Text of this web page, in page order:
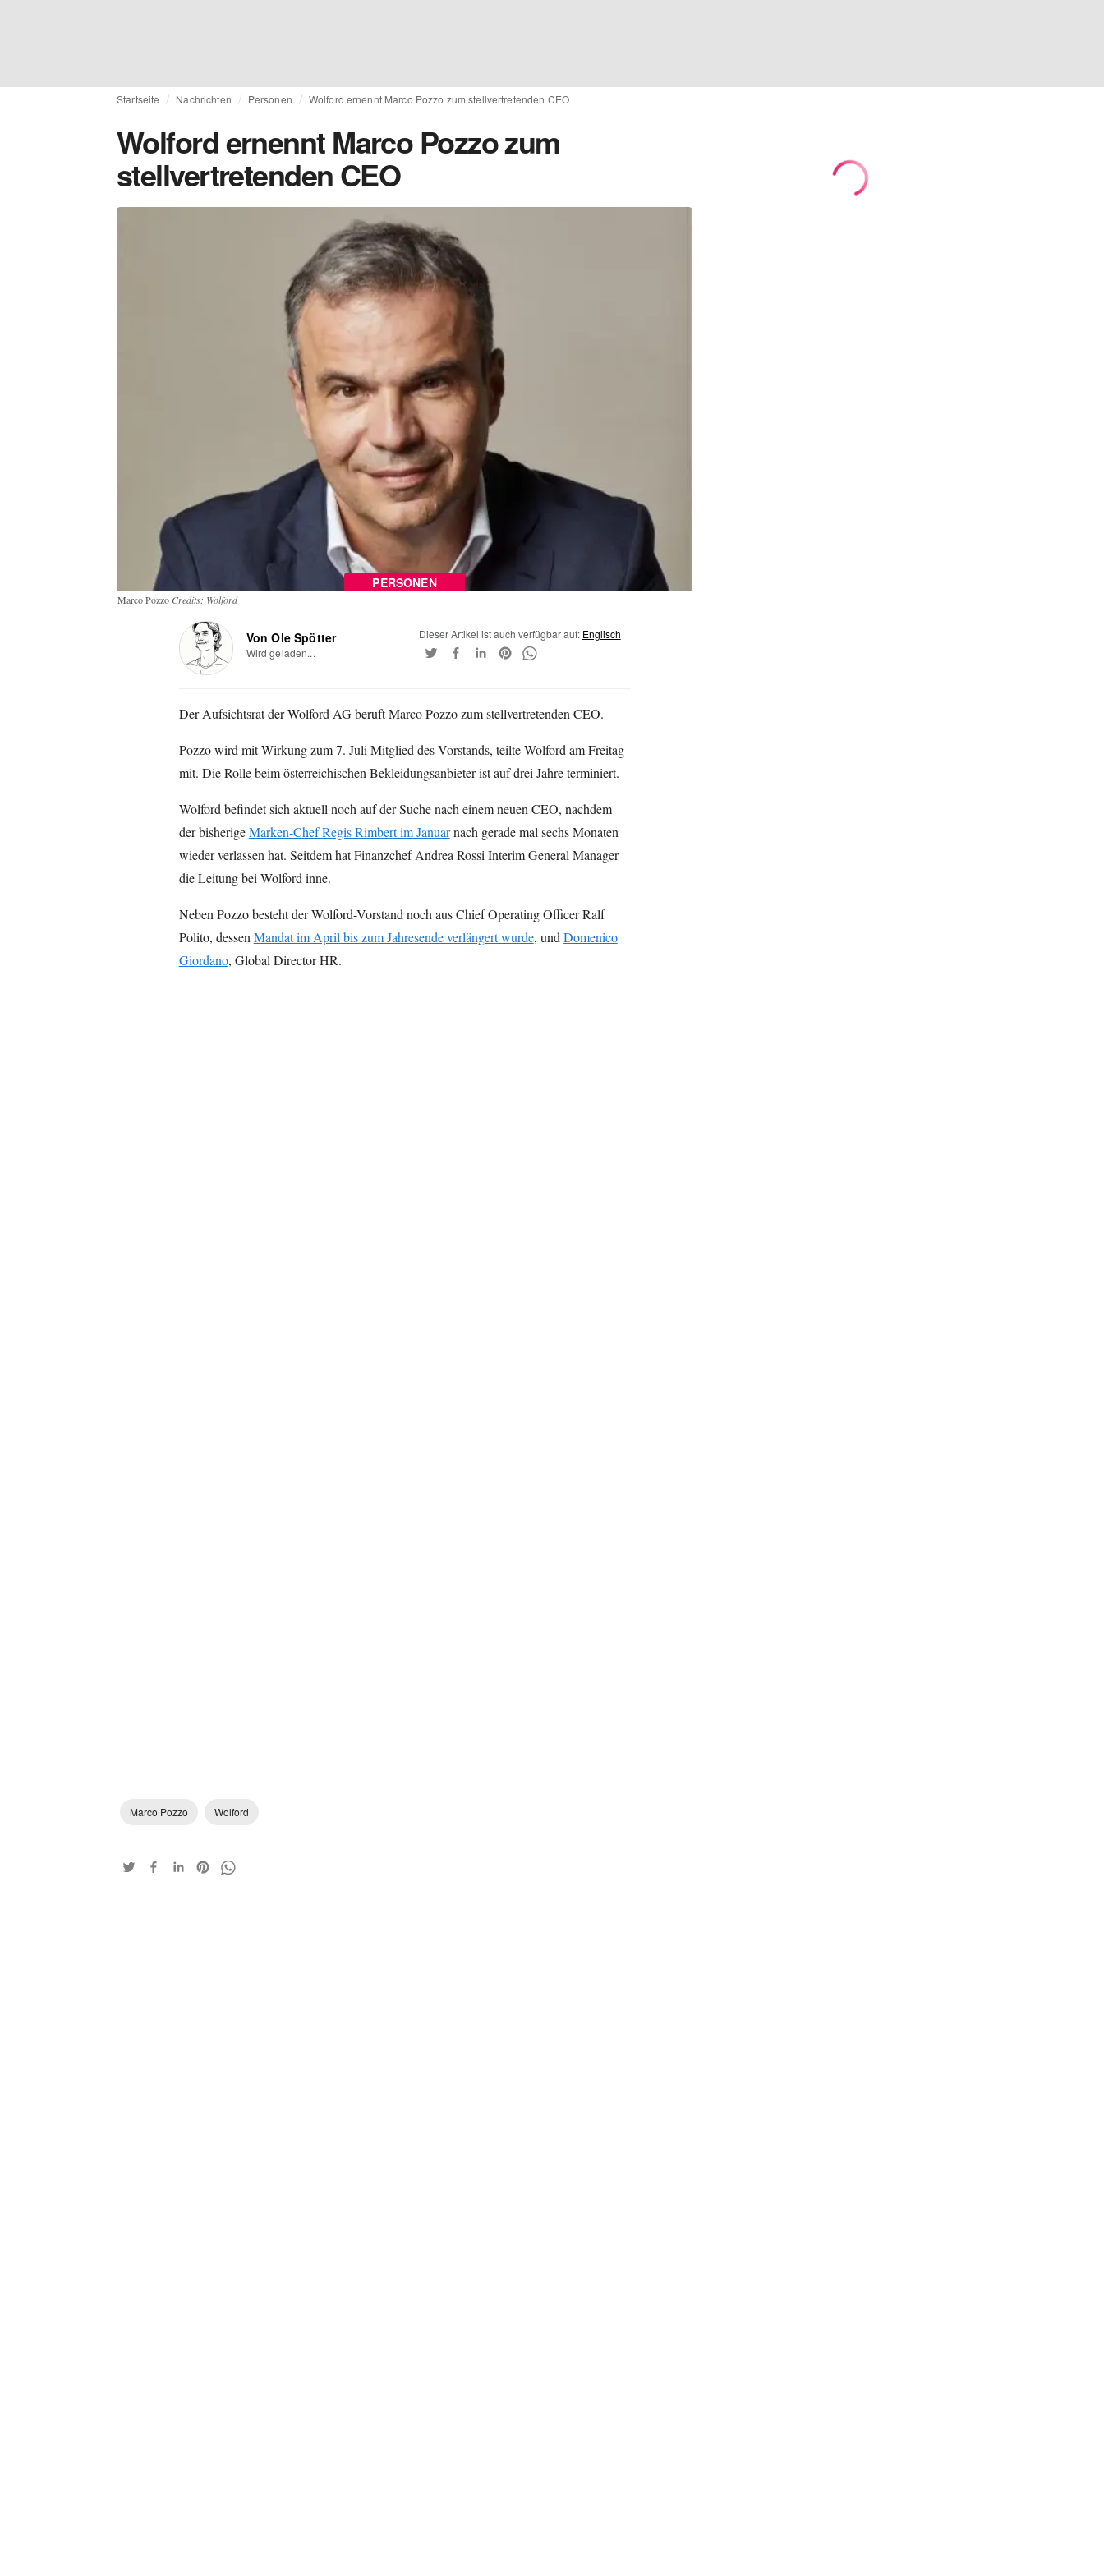
Startseite Nachrichten Personen Wolford ernennt Marco Pozzo zum stellvertretenden CEO
Wolford ernennt Marco Pozzo zum
stellvertretenden CEO
PERSONEN
Marco Pozzo Credits: Wolford
Von Ole Spötter
Wird geladen...
Dieser Artikel ist auch verfügbar auf: Englisch
Der Aufsichtsrat der Wolford AG beruft Marco Pozzo zum stellvertretenden CEO.
Pozzo wird mit Wirkung zum 7. Juli Mitglied des Vorstands, teilte Wolford am Freitag
mit. Die Rolle beim österreichischen Bekleidungsanbieter ist auf drei Jahre terminiert.
Wolford befindet sich aktuell noch auf der Suche nach einem neuen CEO, nachdem
der bisherigeMarken-Chef Regis Rimbert im Januarnach gerade mal sechs Monaten
wieder verlassen hat. Seitdem hat Finanzchef Andrea Rossi Interim General Manager
die Leitung bei Wolford inne.
Neben Pozzo besteht der Wolford-Vorstand noch aus Chief Operating Officer Ralf
Polito, dessen Mandat im April bis zum Jahresende verlängert wurde, und Domenico
Giordano, Global Director HR.
Marco Pozzo Wolford